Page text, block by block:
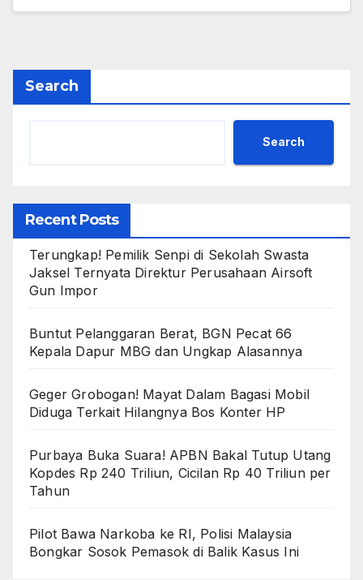
Search
Search
Recent Posts
Terungkap! Pemilik Senpi di Sekolah Swasta
Jaksel Ternyata Direktur Perusahaan Airsoft
Gun Impor
Buntut Pelanggaran Berat, BGN Pecat 66
Kepala Dapur MBG dan Ungkap Alasannya
Geger Grobogan! Mayat Dalam Bagasi Mobil
Diduga Terkait Hilangnya Bos Konter HP
Purbaya Buka Suara! APBN Bakal Tutup Utang
Kopdes Rp 240 Triliun, Cicilan Rp 40 Triliun per
Tahun
Pilot Bawa Narkoba ke RI, Polisi Malaysia
Bongkar Sosok Pemasok di Balik Kasus Ini